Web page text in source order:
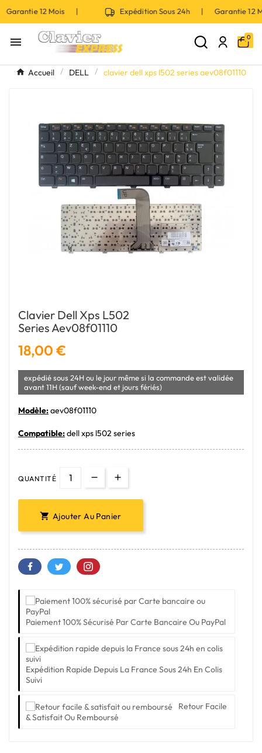
12 Mois | Expédition Sous 24h | Garantie
 0
Accueil DELL clavier dell xps l502 series aev08f01110
Clavier Dell Xps L502
Series Aev08f01110
18,00 €
expédié sous 24H ou le jour même si la commande est validée
avant 11H (sauf week-end et jours fériés)
Modèle:aev08f01110
Compatible:dell xps l502 series
QUANTITÉ
 Ajouter Au Panier
Paiement 100% Sécurisé Par Carte Bancaire Ou PayPal
Expédition Rapide Depuis La France Sous 24h En Colis
Suivi
Retour Facile
& Satisfait Ou Remboursé